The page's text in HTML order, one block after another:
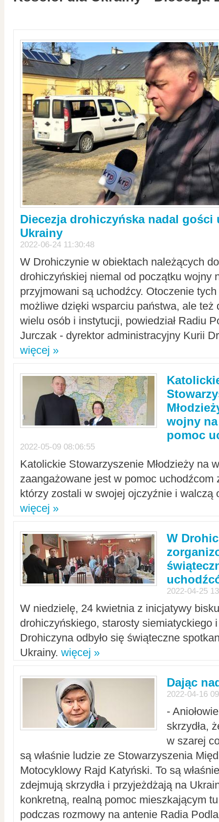
Diecezja drohiczyńska nadal gości
Ukrainy
2022-06-24 11:30:48
W Drohiczynie w obiektach należących
drohiczyńskiej niemal od początku wojny
przyjmowani są uchodźcy. Otoczenie
możliwe dzięki wsparciu państwa, ale też
wielu osób i instytucji, powiedział Radiu
Jurczak - dyrektor administracyjny Kurii
więcej »
wojny
pomoc
2022-05-09 08:06:55
Katolickie Stowarzyszenie Młodzieży na
zaangażowane jest w pomoc uchodźcom
którzy zostali w swojej ojczyźnie i walczą
więcej »
W
2022-04-25
W niedzielę, 24 kwietnia z inicjatywy
drohiczyńskiego, starosty siemiatyckiego
Drohiczyna odbyło się świąteczne
Ukrainy. więcej »
Dając
2022-04-16
-
skrzydła,
w szarej
są właśnie ludzie ze Stowarzyszenia
Motocyklowy Rajd Katyński. To są
zdejmują skrzydła i przyjeżdżają na
konkretną, realną pomoc mieszkającym
podczas rozmowy na antenie Radia